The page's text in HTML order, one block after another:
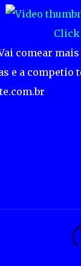
Click
comear
e a competio